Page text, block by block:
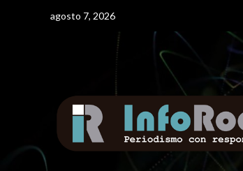
agosto 7, 2026